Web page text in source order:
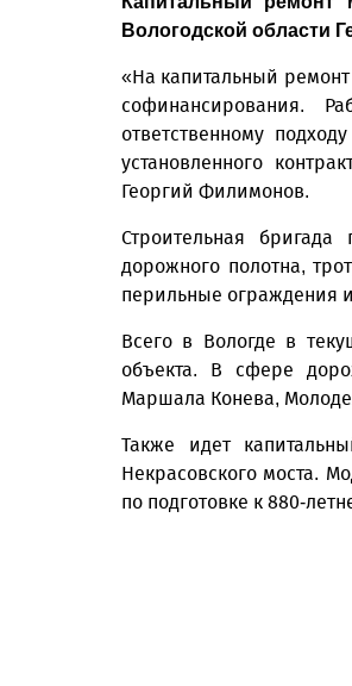
Вологодской области
«На капитальный
софинансирования.
ответственному
установленного
Георгий Филимонов.
Строительная
дорожного полотна,
перильные ограждения
Всего в Вологде в
объекта. В сфере
Маршала Конева,
Также идет
Некрасовского моста.
по подготовке к 880-